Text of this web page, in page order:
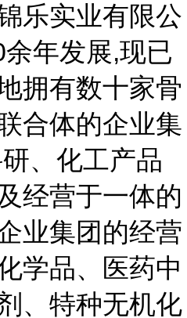
乐实业有限公
年发展,现已
拥有数十家骨
合体的企业集
、化工产品
经营于一体的
业集团的经营
学品、医药中
、特种无机化